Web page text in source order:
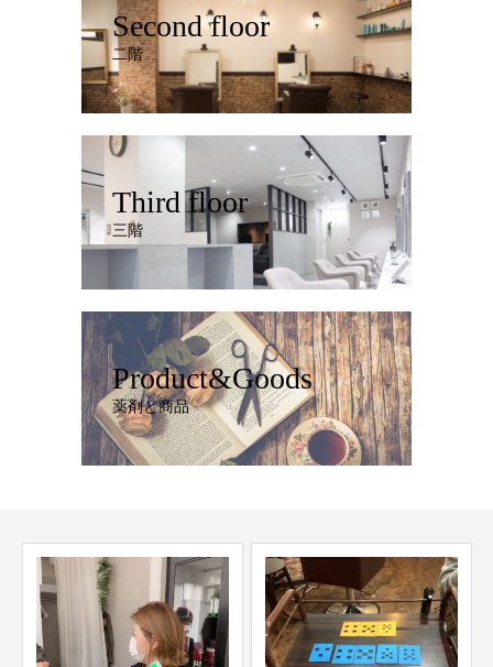
Second floor
二階
Third floor
三階
Product&Goods
薬剤と商品